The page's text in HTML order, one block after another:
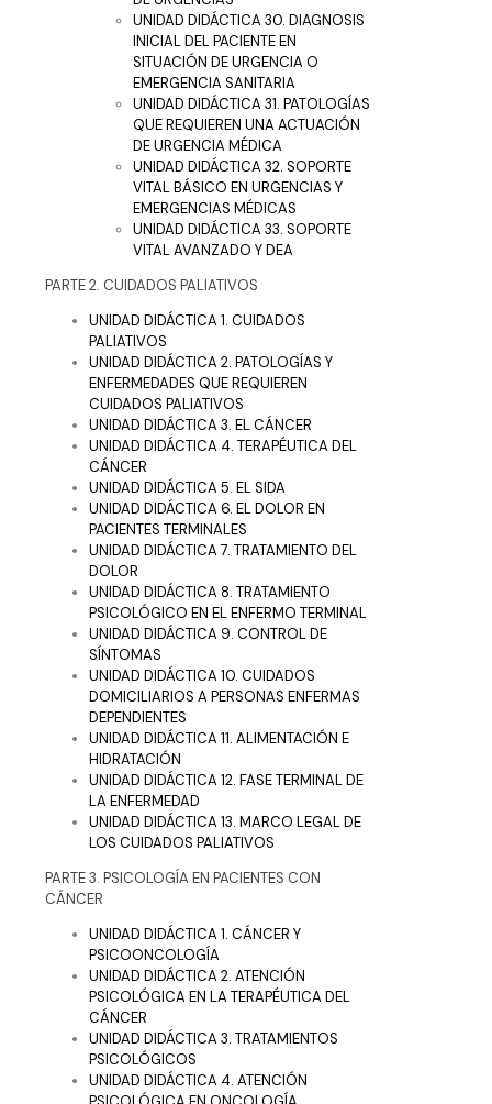
UNIDAD DIDÁCTICA 30. DIAGNOSIS
INICIAL DEL PACIENTE EN
SITUACIÓN DE URGENCIA O
EMERGENCIA SANITARIA
UNIDAD DIDÁCTICA 31. PATOLOGÍAS
QUE REQUIEREN UNA ACTUACIÓN
DE URGENCIA MÉDICA
UNIDAD DIDÁCTICA 32. SOPORTE
VITAL BÁSICO EN URGENCIAS Y
EMERGENCIAS MÉDICAS
UNIDAD DIDÁCTICA 33. SOPORTE
VITAL AVANZADO Y DEA
PARTE 2. CUIDADOS PALIATIVOS
UNIDAD DIDÁCTICA 1. CUIDADOS
PALIATIVOS
UNIDAD DIDÁCTICA 2. PATOLOGÍAS Y
ENFERMEDADES QUE REQUIEREN
CUIDADOS PALIATIVOS
UNIDAD DIDÁCTICA 3. EL CÁNCER
UNIDAD DIDÁCTICA 4. TERAPÉUTICA DEL
CÁNCER
UNIDAD DIDÁCTICA 5. EL SIDA
UNIDAD DIDÁCTICA 6. EL DOLOR EN
PACIENTES TERMINALES
UNIDAD DIDÁCTICA 7. TRATAMIENTO DEL
DOLOR
UNIDAD DIDÁCTICA 8. TRATAMIENTO
PSICOLÓGICO EN EL ENFERMO TERMINAL
UNIDAD DIDÁCTICA 9. CONTROL DE
SÍNTOMAS
UNIDAD DIDÁCTICA 10. CUIDADOS
DOMICILIARIOS A PERSONAS ENFERMAS
DEPENDIENTES
UNIDAD DIDÁCTICA 11. ALIMENTACIÓN E
HIDRATACIÓN
UNIDAD DIDÁCTICA 12. FASE TERMINAL DE
LA ENFERMEDAD
UNIDAD DIDÁCTICA 13. MARCO LEGAL DE
LOS CUIDADOS PALIATIVOS
PARTE 3. PSICOLOGÍA EN PACIENTES CON
CÁNCER
UNIDAD DIDÁCTICA 1. CÁNCER Y
PSICOONCOLOGÍA
UNIDAD DIDÁCTICA 2. ATENCIÓN
PSICOLÓGICA EN LA TERAPÉUTICA DEL
CÁNCER
UNIDAD DIDÁCTICA 3. TRATAMIENTOS
PSICOLÓGICOS
UNIDAD DIDÁCTICA 4. ATENCIÓN